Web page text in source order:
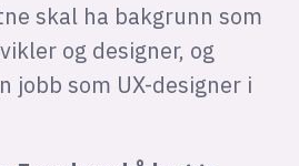
skal ha bakgrunn som
og designer, og
jobb som UX-designer i